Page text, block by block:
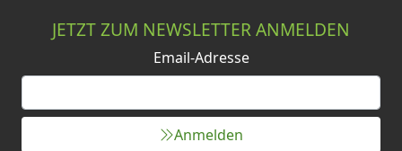
JETZT ZUM NEWSLETTER ANMELDEN
Email-Adresse
Anmelden